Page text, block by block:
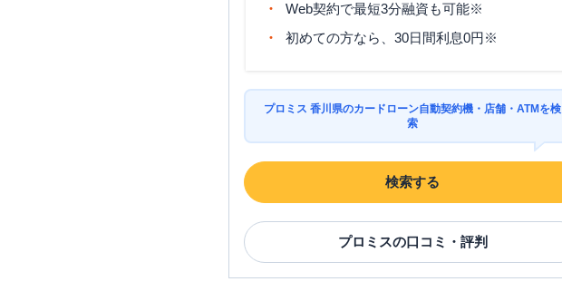
Web契約で最短3分融資も可能※
初めての方なら、30日間利息0円※
プロミス 香川県のカードローン自動契約機・店舗・ATMを検
索
検索する
プロミスの口コミ・評判